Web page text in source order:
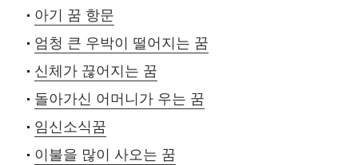
아기 꿈 항문
엄청 큰 우박이 떨어지는 꿈
신체가 끊어지는 꿈
돌아가신 어머니가 우는 꿈
임신소식꿈
이불을 많이 사오는 꿈